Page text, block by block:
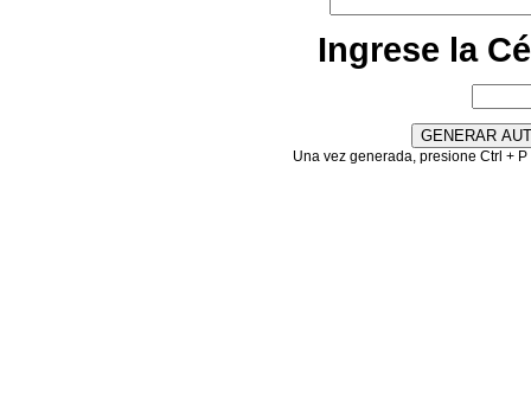
Ingrese la
Una vez generada, presione Ctrl +